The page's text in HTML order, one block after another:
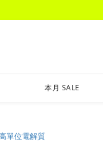
本月 SALE